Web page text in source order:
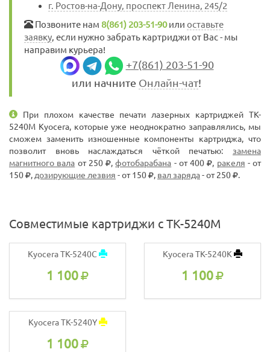
г. Ростов-на-Дону, проспект Ленина, 245/2
Позвоните нам 8(861) 203-51-90или оставьте
заявку, если нужно забрать картриджи от Вас - мы
направим курьера!
+7(861) 203-51-90
или начните Онлайн-чат!
При плохом качестве печати лазерных картриджей TK-
5240M Kyocera, которые уже неоднократно заправлялись, мы
сможем заменить изношенные компоненты картриджа, что
позволит вновь наслаждаться чёткой печатью: замена
магнитного вала от 250 ,фотобарабана - от 400 , ракеля - от
150
,дозирующие лезвия - от 150 , вал заряда- от 250 .
Совместимые картриджи с TK-5240M
Kyocera TK-5240C
1 100
Kyocera TK-5240K
1 100
Kyocera TK-5240Y
1 100